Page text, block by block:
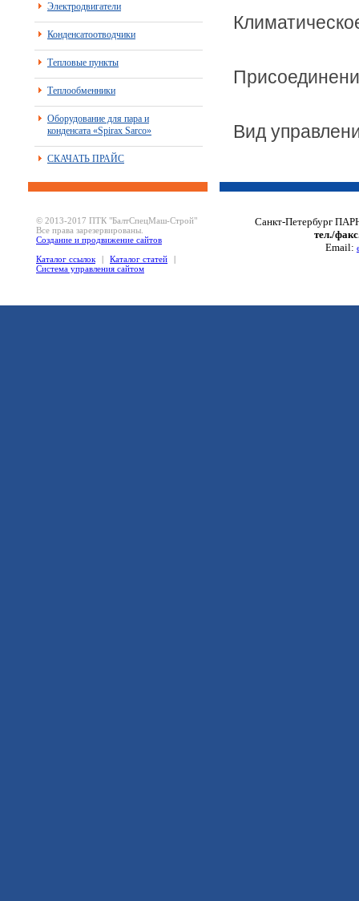
Электродвигатели
Конденсатоотводчики
Тепловые пункты
Теплообменники
Оборудование для пара и
конденсата «Spirax Sarco»
СКАЧАТЬ ПРАЙС
Вид
© 2013-2017 ПТК "БалтСпецМаш-Строй"
Все права зарезервированы.
Создание и продвижение сайтов
Каталог ссылок
| Каталог статей
|
Система управления сайтом
Санкт-Петербург
тел./
Email: